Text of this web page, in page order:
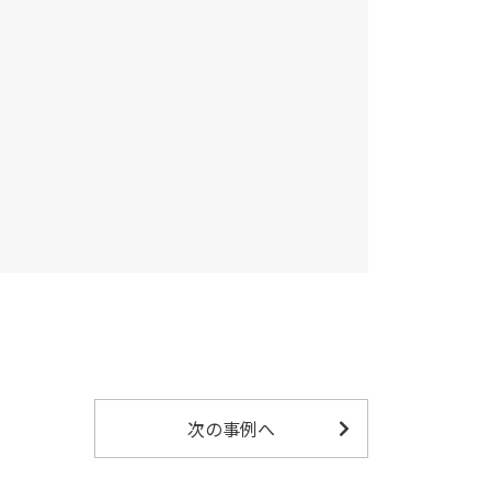
次の事例へ